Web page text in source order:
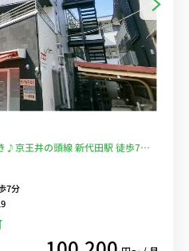
♪京王井の頭線 新代田駅 徒歩7
北沢駅まで徒歩圏内■選べるWi-Fi
7分